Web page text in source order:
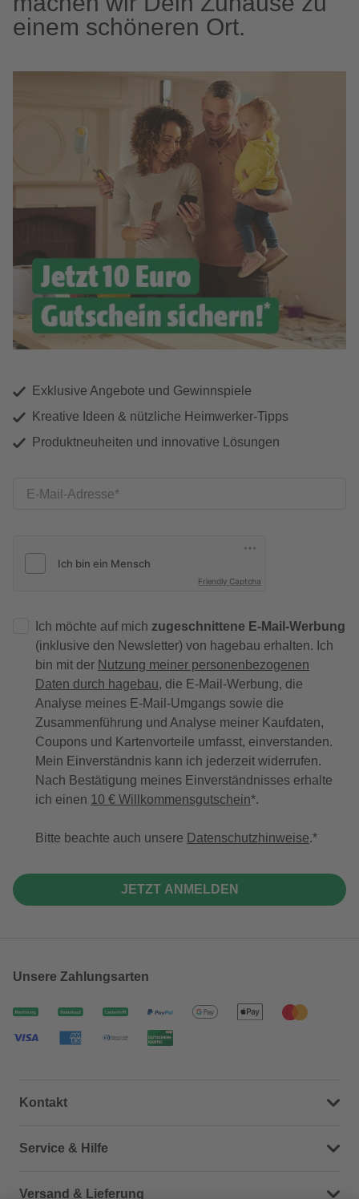
einem schöneren Ort.
Exklusive Angebote und Gewinnspiele
Kreative Ideen & nützliche Heimwerker-Tipps
Produktneuheiten und innovative Lösungen
E-Mail-Adresse
Friendly Captcha
Ich möchte auf mich zugeschnittene E-Mail-Werbung
(inklusive den Newsletter) von hagebau erhalten. Ich
bin mit der Nutzung meiner personenbezogenen
Daten durch hagebau, die E-Mail-Werbung, die
Analyse meines E-Mail-Umgangs sowie die
Zusammenführung und Analyse meiner Kaufdaten,
Coupons und Kartenvorteile umfasst, einverstanden.
Mein Einverständnis kann ich jederzeit widerrufen.
Nach Bestätigung meines Einverständnisses erhalte
ich einen 10 € Willkommensgutschein*.
Bitte beachte auch unsere Datenschutzhinweise.
JETZT ANMELDEN
Unsere Zahlungsarten
Kontakt
Dein Kontakt zu uns
Service & Hilfe
Häufige Fragen (FAQ)
Versand & Lieferung